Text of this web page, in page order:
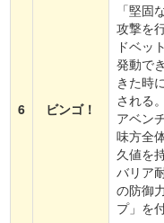
6 ビンゴ！
「堅固
攻撃を
ドベッ
発動で
きた時
される。
アベン
味方全
久値を
バリア
の防御
プ」を